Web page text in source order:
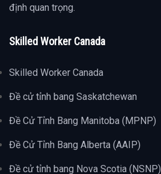
định quan trọng.
Skilled Worker Canada
Skilled Worker Canada
Đề cử tỉnh bang Saskatchewan
Đề Cử Tỉnh Bang Manitoba (MPNP)
Đề Cử Tỉnh Bang Alberta (AAIP)
Đề cử tỉnh bang Nova Scotia (NSNP)